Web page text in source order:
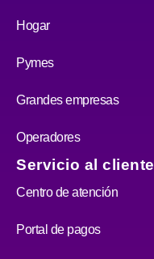
Hogar
Pymes
Grandes empresas
Operadores
Servicio al cliente
Centro de atención
Portal de pagos